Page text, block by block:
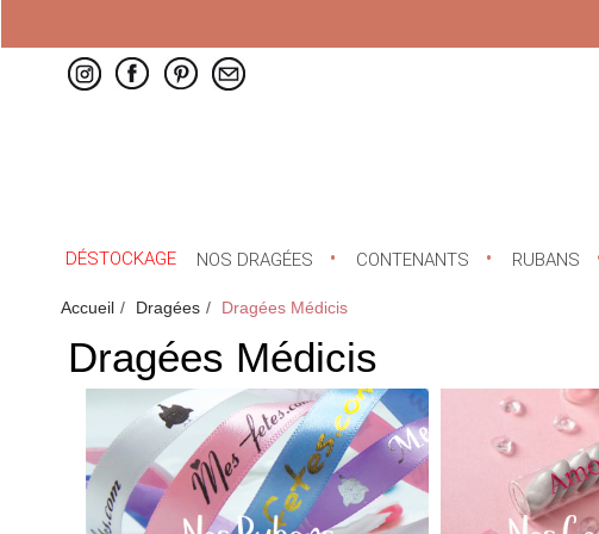
DÉSTOCKAGE NOS DRAGÉES CONTENANTS RUBANS
Accueil Dragées Dragées Médicis
Dragées Médicis